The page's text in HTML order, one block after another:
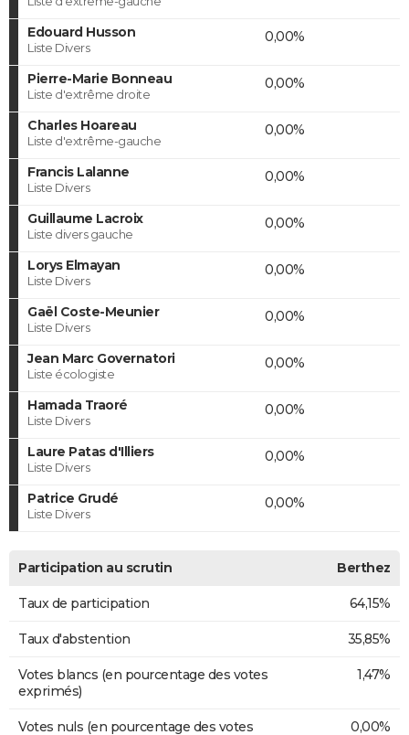
Edouard Husson
Liste Divers
0,00%
Pierre-Marie Bonneau
Liste d'extrême droite
0,00%
Charles Hoareau
Liste d'extrême-gauche
0,00%
Francis Lalanne
Liste Divers
0,00%
Guillaume Lacroix
Liste divers gauche
0,00%
Lorys Elmayan
Liste Divers
0,00%
Gaël Coste-Meunier
Liste Divers
0,00%
Jean Marc Governatori
Liste écologiste
0,00%
Hamada Traoré
Liste Divers
0,00%
Laure Patas d'Illiers
Liste Divers
0,00%
Patrice Grudé
Liste Divers
0,00%
Participation au scrutin Berthez
Taux de participation 64,15%
Taux d'abstention 35,85%
Votes blancs (en pourcentage des votes
exprimés)
1,47%
Votes nuls (en pourcentage des votes
0,00%